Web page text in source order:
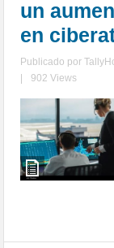
un
en
Publicado por
902 Views